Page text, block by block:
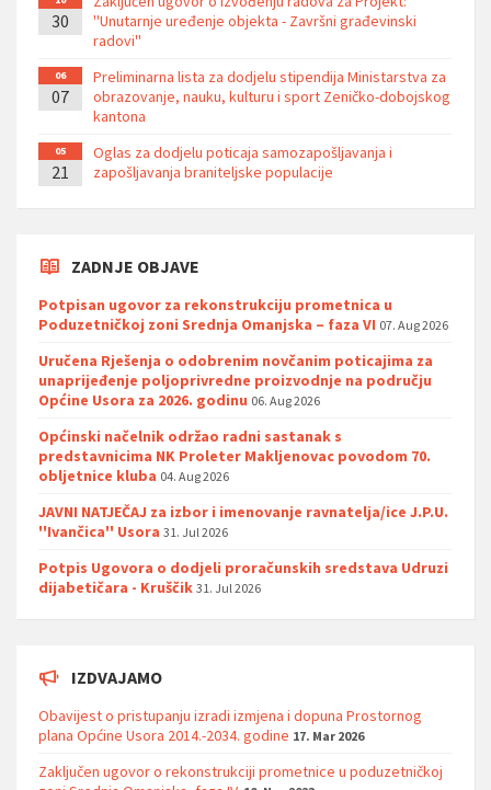
30
''Unutarnje uređenje objekta - Završni građevinski
radovi''
06
07
Preliminarna lista za dodjelu stipendija Ministarstva za
obrazovanje, nauku, kulturu i sport Zeničko-dobojskog
kantona
05
21
Oglas za dodjelu poticaja samozapošljavanja i
zapošljavanja braniteljske populacije
ZADNJE OBJAVE
Potpisan ugovor za rekonstrukciju prometnica u
Poduzetničkoj zoni Srednja Omanjska – faza VI 07. Aug 2026
Uručena Rješenja o odobrenim novčanim poticajima za
unaprijeđenje poljoprivredne proizvodnje na području
Općine Usora za 2026. godinu 06. Aug 2026
Općinski načelnik održao radni sastanak s
predstavnicima NK Proleter Makljenovac povodom 70.
obljetnice kluba 04. Aug 2026
JAVNI NATJEČAJ za izbor i imenovanje ravnatelja/ice J.P.U.
''Ivančica'' Usora 31. Jul 2026
Potpis Ugovora o dodjeli proračunskih sredstava Udruzi
dijabetičara - Kruščik 31. Jul 2026
IZDVAJAMO
Obavijest o pristupanju izradi izmjena i dopuna Prostornog
plana Općine Usora 2014.-2034. godine 17. Mar 2026
Zaključen ugovor o rekonstrukciji prometnice u poduzetničkoj